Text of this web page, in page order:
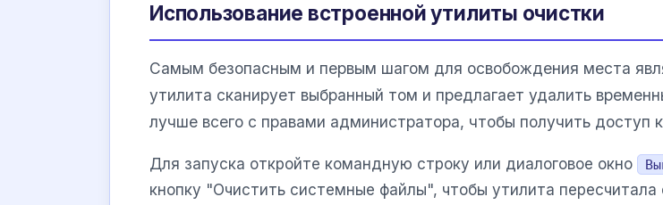
Использование встроенной утилиты очистки
Самым безопасным и первым шагом для освобождения места
утилита сканирует выбранный том и предлагает удалить
лучше всего с правами администратора, чтобы получить доступ
Для запуска откройте командную строку или диалоговое окно
кнопку "Очистить системные файлы", чтобы утилита